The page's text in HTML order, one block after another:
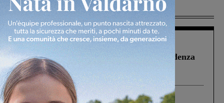
Più lette
Figline Incisa Valdarno 1 Agosto 2026
Piscina di Figline finanziata oltre la scadenza
Pnrr, il gruppo di Fratelli d’Italia: “Un
ringraziamento al Governo”
Cronaca 3 Agosto 2026